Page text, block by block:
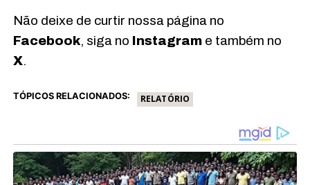
Não deixe de curtir nossa página no
Facebook, siga no Instagrame também no
X.
TÓPICOS RELACIONADOS: RELATÓRIO